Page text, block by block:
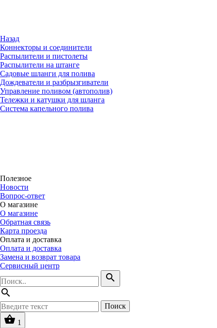
Назад
Коннекторы и соединители
Распылители и пистолеты
Распылители на штанге
Садовые шланги для полива
Дождеватели и разбрызгиватели
Управление поливом (автополив)
Тележки и катушки для шланга
Система капельного полива
Полезное
Новости
Вопрос-ответ
О магазине
О магазине
Обратная связь
Карта проезда
Оплата и доставка
Оплата и доставка
Замена и возврат товара
Сервисный центр
search
search
Поиск
shopping_basket 1